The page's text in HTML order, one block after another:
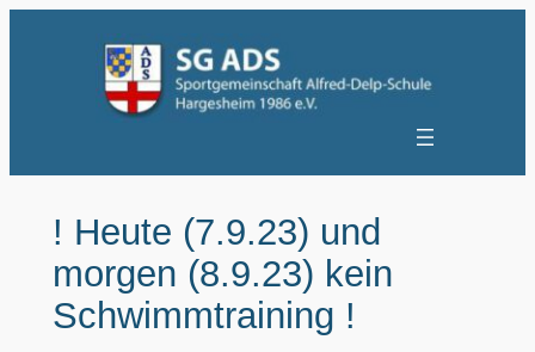
! Heute (7.9.23) und
morgen (8.9.23) kein
Schwimmtraining !